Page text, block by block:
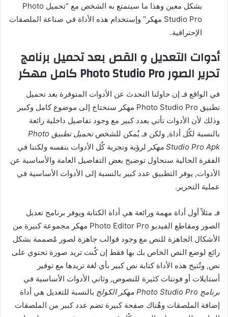
بشكل معين وهذا ما سيتمتع به الشخص مع “تحميل Photo
Studio Pro مهكر” وإستخدام هذه الأداة في صناعة الملصقات
الإحترافية.
أدوات التعديل و القص بعد تحميل برنامج
تحرير الصور Photo Studio Pro كامل مهكر
في الواقع فـ إن حاولنا التحدث عن الأدوات المتوفرة بعد تحميل
تطبيق Photo Studio Pro مهكر سنحتاج إلى موضوع كامل وكبير
وذلك لأن الأدوات تأتي بعدد كبير مع وجود تفاصيل داخلية رائعة
بالنسبة لكٌل أداة, ولكن فـ يٌمكن للشخص
تحميل تطبيق Photo
Studio Pro Apk مهكر
لرؤية وتجربة كٌل الأدوات بنفسه ولكننا في
الفقرة الحالية سنحاول توضيح بعض التفاصيل العامة والأساسية عن
الأدوات, يوفر التطبيق عدد كبير بالنسبة إلى الأدوات الأساسية في
عملية التحرير.
فـ مثلاً أول أداة مهمة ورائعة هي أداة الكتابة ويوفر برنامج تعديل
الصور ومقاطع الفيديو Photo Editor Pro مهكر مجموعة كبيرة من
الأشكال الجاهزة للنص مع وجود قوالب جاهزة لصور مٌصممة بشكل
رائع لوضع النص الخاص بك بها فقط إن كٌنت تريد صورة تحتوي على
نص, وتٌتيح هذه الأداة كتابة نص كبير بأي لغة تريدها مع توفير
أستايلات أو فونتات كثيرة للنصوص, وثاني الأدوات الأساسية في
برنامج Photo Studio Pro مهكر الكولج
بالنسبة للتعديل هي أداة
إضافة الملصقات وهٌناك صفحة كبيرة تضم عدد كبير من الملصقات